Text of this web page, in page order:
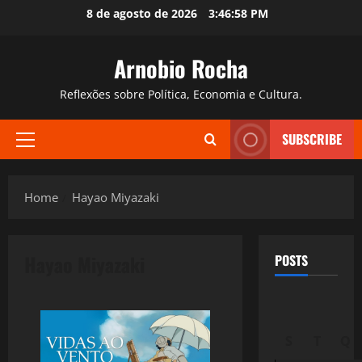
8 de agosto de 2026 3:46:59 PM
Arnobio Rocha
Reflexões sobre Política, Economia e Cultura.
Primary
SUBSCRIBE
Home Hayao Miyazaki
POSTS